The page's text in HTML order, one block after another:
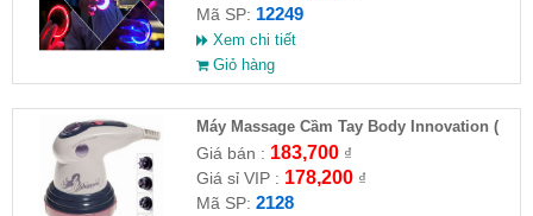
Mã SP: 12249
Xem chi tiết
Giỏ hàng
Máy Massage Cầm Tay Body Innovation (
HĐ )
Giá bán : 183,700₫
Giá sỉ VIP : 178,200₫
Mã SP: 2128